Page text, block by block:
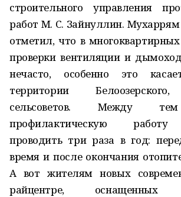
строительного управления
работ М. С. Зайнуллин.
отметил, что в
проверки вентиляции и
нечасто, особенно это
территории
сельсоветов. Между
профилактическую работу
проводить три раза в год:
время и после окончания
А вот жителям новых
райцентре, оснащенных